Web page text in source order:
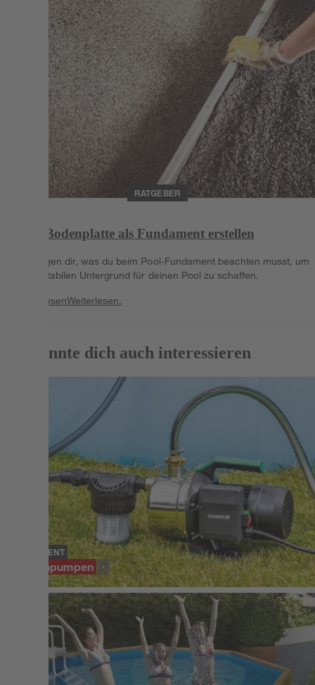
RATGEBER
Pool-Bodenplatte als Fundament erstellen
Wir zeigen dir, was du beim Pool-Fundament beachten musst, um
einen stabilen Untergrund für deinen Pool zu schaffen.
WeiterlesenWeiterlesen.
Das könnte dich auch interessieren
SORTIMENT
Gartenpumpen